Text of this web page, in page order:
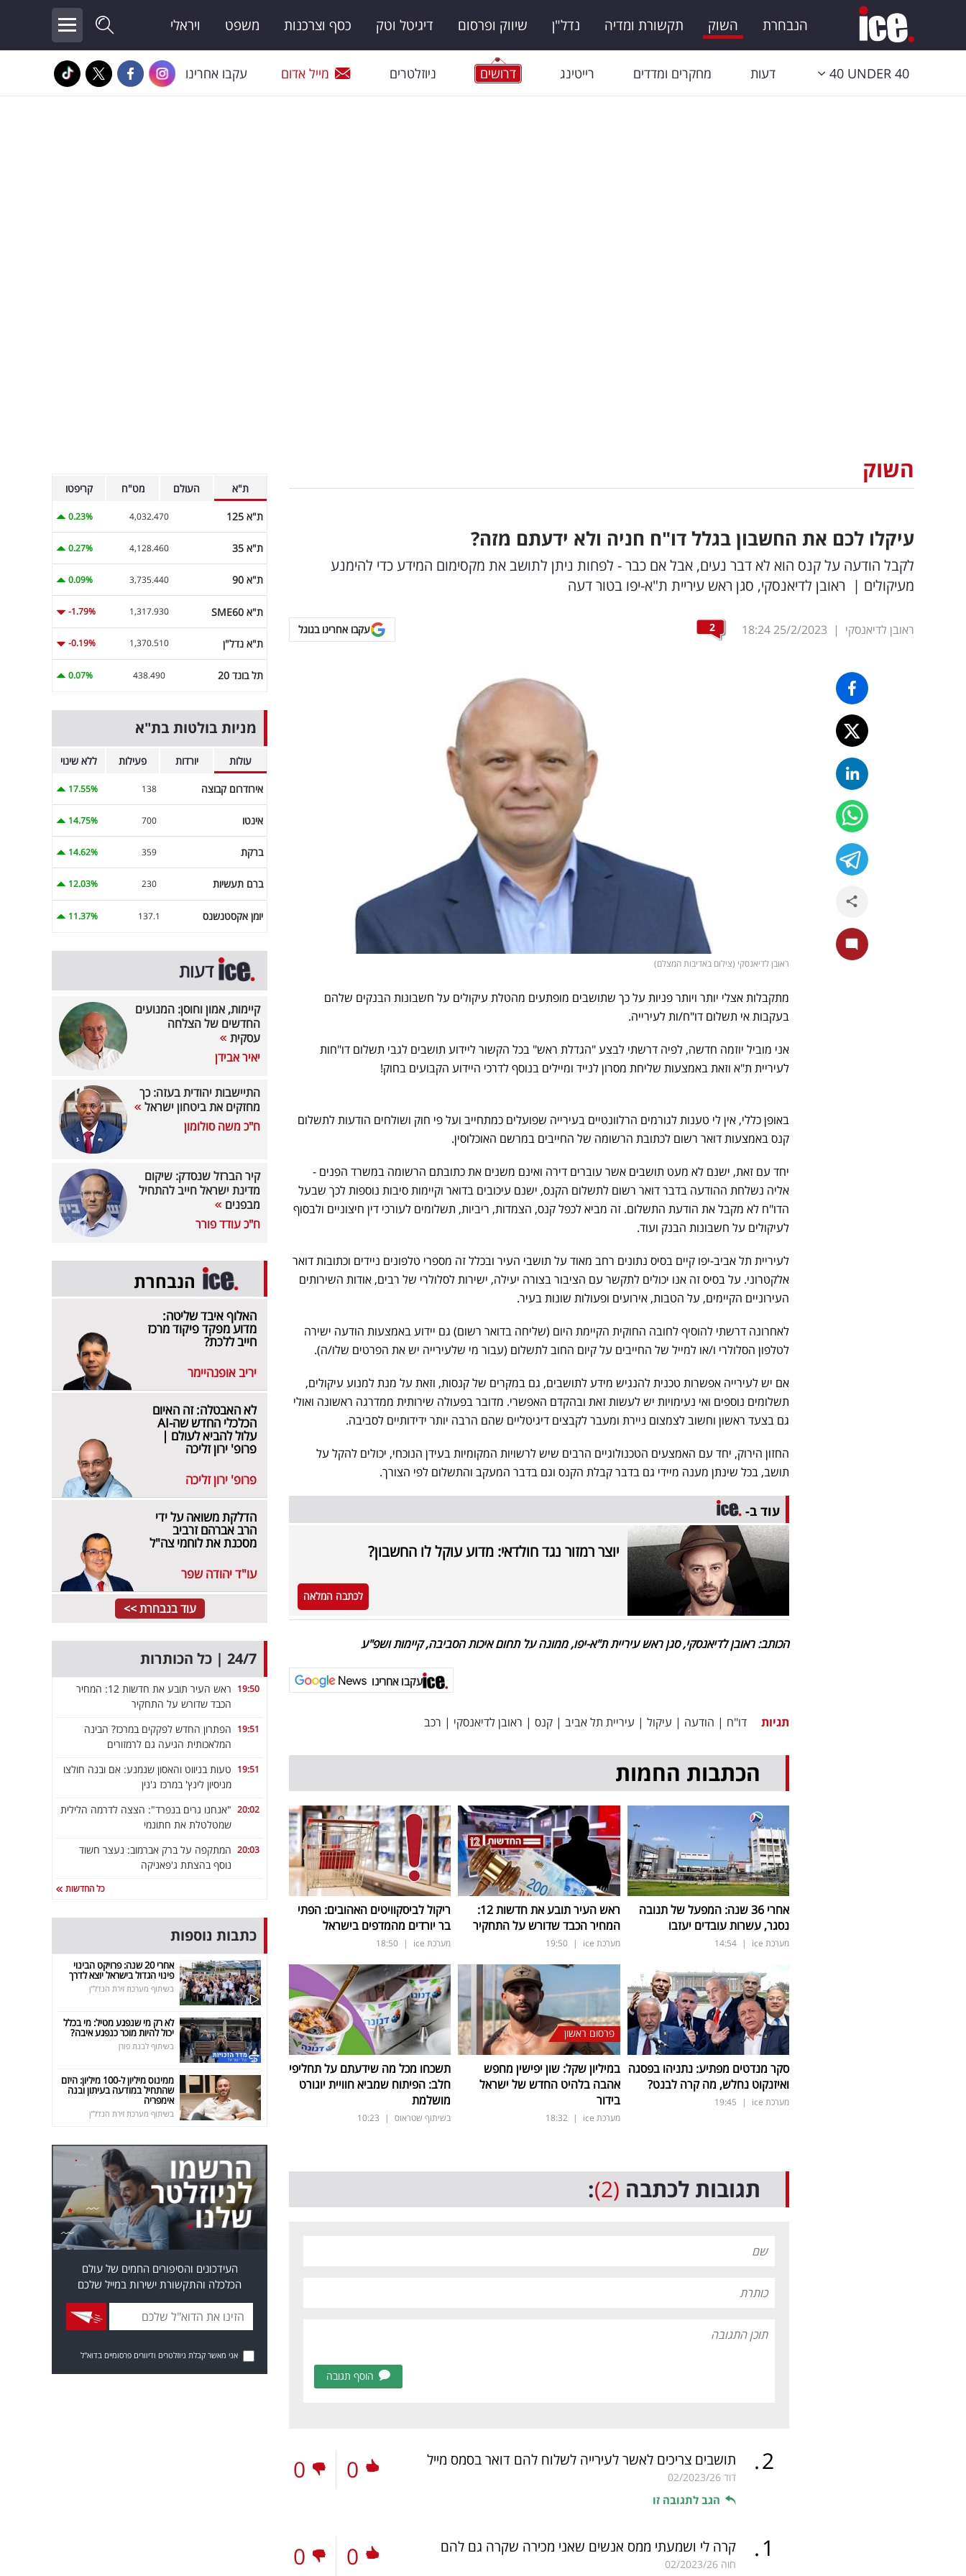
הנבחרת השוק תקשורת ומדיה נדל"ן שיווק ופרסום דיגיטל וטק כסף וצרכנות משפט ויראלי
40 UNDER 40 דעות מחקרים ומדדים רייטינג דרושים ניוזלטרים מייל אדום עקבו אחרינו
השוק
עיקלו לכם את החשבון בגלל דו"ח חניה ולא ידעתם מזה?
לקבל הודעה על קנס הוא לא דבר נעים, אבל אם כבר - לפחות ניתן לתושב את מקסימום המידע כדי להימנע
מעיקולים | ראובן לדיאנסקי, סגן ראש עיריית ת"א-יפו בטור דעה
ראובן לדיאנסקי |
25/2/2023
18:24
2 עקבו אחרינו בגוגל
ראובן לדיאנסקי (צילום באדיבות המצלם)
מתקבלות אצלי יותר ויותר פניות על כך שתושבים מופתעים מהטלת עיקולים על חשבונות הבנקים שלהם
בעקבות אי תשלום דו"ח/ות לעירייה.
אני מוביל יוזמה חדשה, לפיה דרשתי לבצע "הגדלת ראש" בכל הקשור ליידוע תושבים לגבי תשלום דו"חות
לעיריית ת"א וזאת באמצעות שליחת מסרון לנייד ומיילים בנוסף לדרכי היידוע הקבועים בחוק!
באופן כללי, אין לי טענות לגורמים הרלוונטיים בעירייה שפועלים כמתחייב ועל פי חוק ושולחים הודעות לתשלום
קנס באמצעות דואר רשום לכתובת הרשומה של החייבים במרשם האוכלוסין.
יחד עם זאת, ישנם לא מעט תושבים אשר עוברים דירה ואינם משנים את כתובתם הרשומה במשרד הפנים -
אליה נשלחת ההודעה בדבר דואר רשום לתשלום הקנס, ישנם עיכובים בדואר וקיימות סיבות נוספות לכך שבעל
הדו"ח לא מקבל את הודעת התשלום. זה מביא לכפל קנס, הצמדות, ריביות, תשלומים לעורכי דין חיצוניים ולבסוף
לעיקולים על חשבונות הבנק ועוד.
לעיריית תל אביב-יפו קיים בסיס נתונים רחב מאוד על תושבי העיר ובכלל זה מספרי טלפונים ניידים וכתובות דואר
אלקטרוני. על בסיס זה אנו יכולים לתקשר עם הציבור בצורה יעילה, ישירות לסלולרי של רבים, אודות השירותים
העירוניים הקיימים, על הטבות, אירועים ופעולות שונות בעיר.
לאחרונה דרשתי להוסיף לחובה החוקית הקיימת היום (שליחה בדואר רשום) גם יידוע באמצעות הודעה ישירה
לטלפון הסלולרי ו/או למייל של החייבים על קיום החוב לתשלום (עבור מי שלעירייה יש את הפרטים שלו/ה).
אם יש לעירייה אפשרות טכנית להנגיש מידע לתושבים, גם במקרים של קנסות, וזאת על מנת למנוע עיקולים,
תשלומים נוספים ואי נעימויות יש לעשות זאת ובהקדם האפשרי. מדובר בפעולה שירותית ממדרגה ראשונה ואולי
גם בצעד ראשון וחשוב לצמצום ניירת ומעבר לקבצים דיגיטליים שהם הרבה יותר ידידותיים לסביבה.
החזון הירוק, יחד עם האמצעים הטכנולוגיים הרבים שיש לרשויות המקומיות בעידן הנוכחי, יכולים להקל על
תושב, בכל שינתן מענה מיידי גם בדבר קבלת הקנס וגם בדבר המעקב והתשלום לפי הצורך.
עוד ב-
יוצר רמזור נגד חולדאי: מדוע עוקל לו החשבון?
לכתבה המלאה
הכותב: ראובן לדיאנסקי, סגן ראש עיריית ת"א-יפו, ממונה על תחום איכות הסביבה, קיימות ושפ"ע
עקבו אחרינו
תגיות דו"ח | הודעה | עיקול | עיריית תל אביב | קנס | ראובן לדיאנסקי | רכב
הכתבות החמות
אחרי 36 שנה: המפעל של תנובה
נסגר, עשרות עובדים יעזבו
מערכת ice |
14:54
ראש העיר תובע את חדשות 12:
המחיר הכבד שדורש על התחקיר
מערכת ice |
19:50
ריקול לביסקוויטים האהובים: הפתי
בר יורדים מהמדפים בישראל
מערכת ice |
18:50
סקר מנדטים מפתיע: נתניהו בפסגה
ואיזנקוט נחלש, מה קרה לבנט?
מערכת ice |
19:45
פרסום ראשון
במיליון שקל: שון יפישין מחפש
אהבה בלהיט החדש של ישראל
בידור
מערכת ice |
18:32
תשכחו מכל מה שידעתם על תחליפי
חלב: הפיתוח שמביא חוויית יוגורט
מושלמת
בשיתוף שטראוס |
10:23
תגובות לכתבה (2)
:
הוסף תגובה
2
. תושבים צריכים לאשר לעירייה לשלוח להם דואר בסמס מייל
דוד 02/2023/26
הגב לתגובה זו
0
0
1
. קרה לי ושמעתי ממס אנשים שאני מכירה שקרה גם להם
חוה 02/2023/26
0
0
ת"א העולם מט"ח קריפטו
ת"א 125 4,032.470
0.23%
ת"א 35 4,128.460
0.27%
ת"א 90 3,735.440
0.09%
ת"א SME60 1,317.930
-1.79%
ת"א נדל"ן 1,370.510
-0.19%
תל בונד 20 438.490
0.07%
מניות בולטות בת"א
עולות יורדות פעילות ללא שינוי
אירודרום קבוצה 138
17.55%
אינטו 700
14.75%
ברקת 359
14.62%
ברם תעשיות 230
12.03%
יומן אקסטנשנס 137.1
11.37%
דעות
קיימות, אמון וחוסן: המנועים
החדשים של הצלחה
עסקית
יאיר אבידן
התיישבות יהודית בעזה: כך
מחזקים את ביטחון ישראל
ח"כ משה סולומון
קיר הברזל שנסדק: שיקום
מדינת ישראל חייב להתחיל
מבפנים
ח"כ עודד פורר
הנבחרת
האלוף איבד שליטה:
מדוע מפקד פיקוד מרכז
חייב ללכת?
יריב אופנהיימר
לא האבטלה: זה האיום
הכלכלי החדש שה-AI
עלול להביא לעולם |
פרופ' ירון זליכה
פרופ' ירון זליכה
הדלקת משואה על ידי
הרב אברהם זרביב
מסכנת את לוחמי צה"ל
עו"ד יהודה שפר
עוד בנבחרת >>
24/7 | כל הכותרות
19:50
ראש העיר תובע את חדשות 12: המחיר
הכבד שדורש על התחקיר
19:51 הפתרון החדש לפקקים במרכז? הבינה
המלאכותית הגיעה גם לרמזורים
19:51 טעות בניווט והאסון שנמנע: אם ובנה חולצו
מניסיון לינץ' במרכז ג'נין
20:02 "אנחנו גרים בנפרד": הצצה לדרמה הלילית
שמטלטלת את חתונמי
20:03 המתקפה על ברק אברמוב: נעצר חשוד
נוסף בהצתת ג'פאניקה
כל החדשות
כתבות נוספות
אחרי 20 שנה: פרויקט הבינוי
פינוי הגדול בישראל יוצא לדרך
בשיתוף מערכת זירת הנדל"ן
לא רק מי שנפגע מטיל: מי בכלל
יכול להיות מוכר כנפגע איבה?
בשיתוף לבנת פורן
ממינוס מיליון ל-100 מיליון: היזם
שהתחיל במודעה בעיתון ובנה
אימפריה
בשיתוף מערכת זירת הנדל"ן
העידכונים והסיפורים החמים של עולם
הכלכלה והתקשורת ישירות במייל שלכם
אני מאשר קבלת ניוזלטרים ודיוורים פרסומיים בדוא"ל